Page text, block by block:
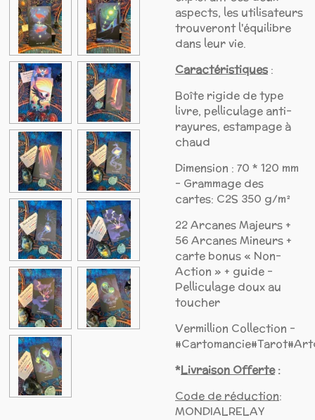
aspects, les utilisateurs
trouveront l'équilibre
dans leur vie.
Caractéristiques :
Boîte rigide de type
livre, pelliculage anti-
rayures, estampage à
chaud
Dimension : 70 * 120 mm
- Grammage des
cartes: C2S 350 g/m²
22 Arcanes Majeurs +
56 Arcanes Mineurs +
carte bonus « Non-
Action » + guide -
Pelliculage doux au
toucher
Vermillion Collection -
*Livraison Offerte:
Code de réduction:
MONDIALRELAY